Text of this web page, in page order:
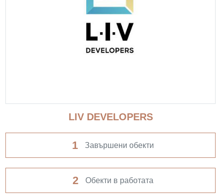
LIV DEVELOPERS
1 Завършени обекти
2 Обекти в работата